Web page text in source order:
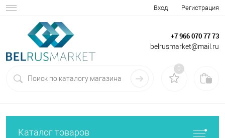
Вход Регистрация
+7 966 070 77 73
belrusmarket@mail.ru
0
Каталог товаров